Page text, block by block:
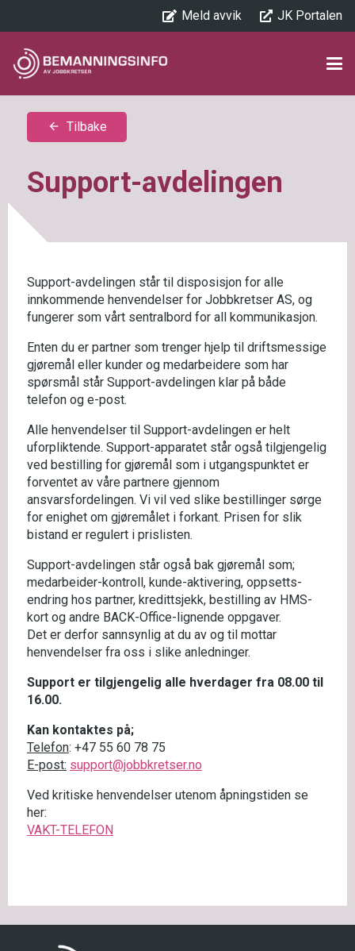
Meld avvik JK Portalen
arrow_back Tilbake
Support-avdelingen
Support-avdelingen står til disposisjon for alle
innkommende henvendelser for Jobbkretser AS, og
fungerer som vårt sentralbord for all kommunikasjon.
Enten du er partner som trenger hjelp til driftsmessige
gjøremål eller kunder og medarbeidere som har
spørsmål står Support-avdelingen klar på både
telefon og e-post.
Alle henvendelser til Support-avdelingen er helt
uforpliktende. Support-apparatet står også tilgjengelig
ved bestilling for gjøremål som i utgangspunktet er
forventet av våre partnere gjennom
ansvarsfordelingen. Vi vil ved slike bestillinger sørge
for enighet om gjøremålet i forkant. Prisen for slik
bistand er regulert i prislisten.
Support-avdelingen står også bak gjøremål som;
medarbeider-kontroll, kunde-aktivering, oppsetts-
endring hos partner, kredittsjekk, bestilling av HMS-
kort og andre BACK-Office-lignende oppgaver.
Det er derfor sannsynlig at du av og til mottar
henvendelser fra oss i slike anledninger.
Support er tilgjengelig alle hverdager fra 08.00 til
16.00.
Kan kontaktes på;
Telefon: +47 55 60 78 75
E-post: support@jobbkretser.no
Ved kritiske henvendelser utenom åpningstiden se
her:
VAKT-TELEFON